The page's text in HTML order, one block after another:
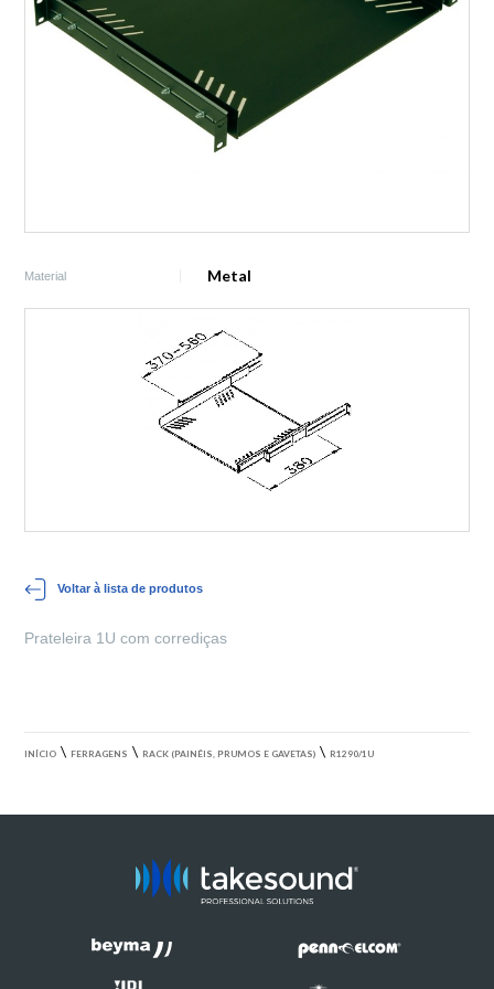
Material Metal
Voltar à lista de produtos
Prateleira 1U com corrediças
INÍCIO \ FERRAGENS \ RACK (PAINÉIS, PRUMOS E GAVETAS) \ R1290/1U